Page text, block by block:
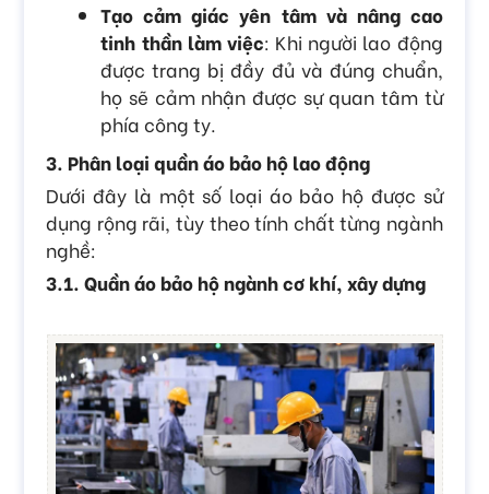
Tạo cảm giác yên tâm và nâng cao
tinh thần làm việc: Khi người lao động
được trang bị đầy đủ và đúng chuẩn,
họ sẽ cảm nhận được sự quan tâm từ
phía công ty.
3. Phân loại quần áo bảo hộ lao động
Dưới đây là một số loại áo bảo hộ được sử
dụng rộng rãi, tùy theo tính chất từng ngành
nghề:
3.1. Quần áo bảo hộ ngành cơ khí, xây dựng